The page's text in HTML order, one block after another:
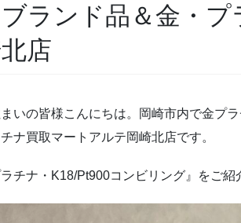
ランド品＆金・
店
いの皆様こんにちは。岡崎市内で金プ
ナ買取マートアルテ岡崎北店です。
チナ・K18/Pt900コンビリング』をご紹